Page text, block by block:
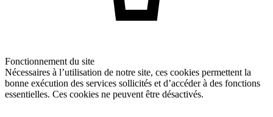
Fonctionnement du site
Nécessaires à l’utilisation de notre site, ces cookies permettent la
bonne exécution des services sollicités et d’accéder à des fonctions
essentielles. Ces cookies ne peuvent être désactivés.